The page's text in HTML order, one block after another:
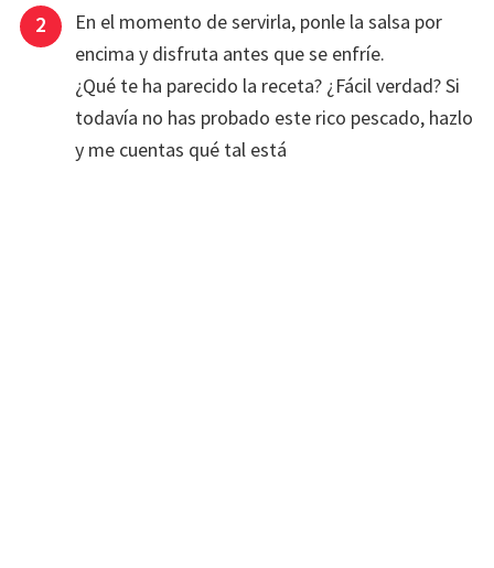
En el momento de servirla, ponle la salsa por
encima y disfruta antes que se enfríe.
¿Qué te ha parecido la receta? ¿Fácil verdad? Si
todavía no has probado este rico pescado, hazlo
y me cuentas qué tal está